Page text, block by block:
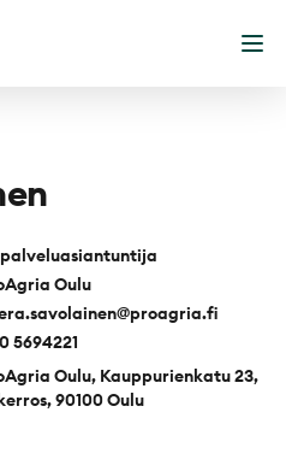
Oulu
5694221
Oulu, Kauppurienkatu 23,
90100 Oulu